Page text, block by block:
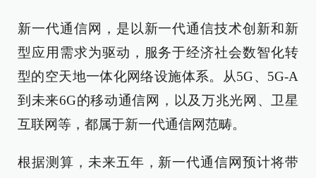
新一代通信网，是以新一代通信技术创新和新
型应用需求为驱动，服务于经济社会数智化转
型的空天地一体化网络设施体系。从5G、5G-A
到未来6G的移动通信网，以及万兆光网、卫星
互联网等，都属于新一代通信网范畴。
根据测算，未来五年，新一代通信网预计将带